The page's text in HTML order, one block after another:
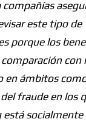
este tipo de
porque los
con
en ámbitos
fraude en los
socialmente